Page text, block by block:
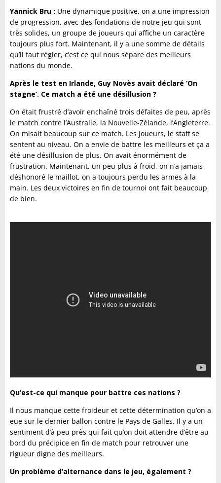
Yannick Bru : Une dynamique positive, on a une impression
de progression, avec des fondations de notre jeu qui sont
très solides, un groupe de joueurs qui affiche un caractère
toujours plus fort. Maintenant, il y a une somme de détails
qu’il faut régler, c’est ce qui nous sépare des meilleurs
nations du monde.
Après le test en Irlande, Guy Novès avait déclaré ‘On
stagne’. Ce match a été une désillusion ?
On était frustré d’avoir enchaîné trois défaites de peu, après
le match contre l’Australie, la Nouvelle-Zélande, l’Angleterre.
On misait beaucoup sur ce match. Les joueurs, le staff se
sentent au niveau. On a envie de battre les meilleurs et ça a
été une désillusion de plus. On avait énormément de
frustration. Maintenant, un peu plus à froid, on n’a jamais
déshonoré le maillot, on a toujours perdu les armes à la
main. Les deux victoires en fin de tournoi ont fait beaucoup
de bien.
Qu’est-ce qui manque pour battre ces nations ?
Il nous manque cette froideur et cette détermination qu’on a
eue sur le dernier ballon contre le Pays de Galles. Il y a un
sentiment d’à peu près qui fait qu’on doit attendre d’être au
bord du précipice en fin de match pour retrouver une
rigueur digne des meilleurs.
Un problème d’alternance dans le jeu, également ?